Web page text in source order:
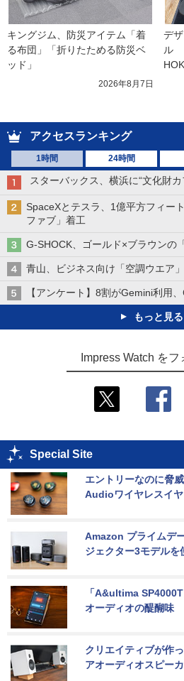
キングジム、防災アイテム「着
る布団」「折りたためる防災ベ
ッド」
2026年8月7日
デ
ル
アクセスランキング
1時間 24時間
スターバックス、横浜に“文化財
SpaceXとテスラ、1億平方フィー
ファブ」着工
G-SHOCK、ゴールド×ブラウンの
青山、ビジネス向け「空調ウエア
【アンケート】8割がGemini利用
もっと見る
Impress Watch をフ
Special Site
エントリーなのに脅
Audioワイヤレスイ
Amazon プライムデ
ジェクター3モデルを
「A&ultima
オーディオの醍醐味
クリエイティブが作
アオーディオスピー